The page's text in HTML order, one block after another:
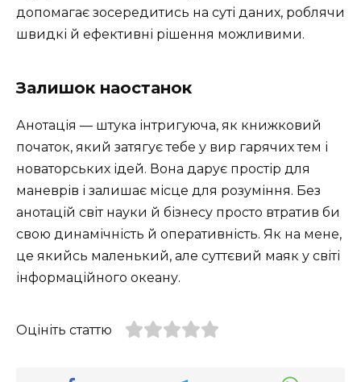
допомагає зосередитись на суті даних, роблячи
швидкі й ефективні рішення можливими.
Залишок наостанок
Анотація — штука інтригуюча, як книжковий
початок, який затягує тебе у вир гарячих тем і
новаторських ідей. Вона дарує простір для
маневрів і залишає місце для розуміння. Без
анотацій світ науки й бізнесу просто втратив би
свою динамічність й оперативність. Як на мене,
це якийсь маленький, але суттєвий маяк у світі
інформаційного океану.
Оцініть статтю